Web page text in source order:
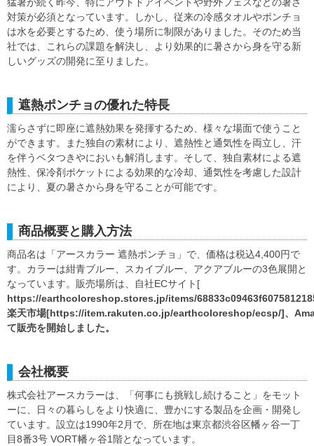
猛暑が続く昨今、特にアウトドアイベントや野外フェスなどの暑さ
対策が必須となっています。しかし、従来の冷感タオルやポンチョ
は水を必要とするため、使う場所に制限がありました。そのため当
社では、これらの課題を解決し、より効果的に暑さから身を守る新
しいグッズの開発に至りました。
遮熱ポンチョの優れた特長
濡らさずに即座に遮熱効果を発揮するため、様々な場面で使うこと
ができます。また独自の素材により、遮熱性と通気性を両立し、汗
を伴うベタつきやにおいも解消します。そして、独自素材による遮
熱性、保冷剤ポケットによる効果的な冷却、通気性を考慮した設計
により、夏の暑さから身を守ることが可能です。
商品概要と購入方法
商品名は「アースカラー 遮熱ポンチョ」で、価格は税込4,400円で
す。カラーは紺青ブルー、スカイブルー、アクアブルーの3色展開と
なっています。販売場所は、自社ECサイト[
https://earthcoloreshop.stores.jp/items/
楽天市場[https://item.rakuten.co.jp/earthcoloreshop/ecsp/]、
て販売を開始しました。
会社概要
株式会社アースカラーは、「何事にも挑戦し続けること」をモット
ーに、日々の暮らしをより快適に、豊かにする製品を企画・開発し
ています。設立は1990年2月で、所在地は東京都渋谷区幡ヶ谷一丁
目8番3号 VORT幡ヶ谷1階となっています。